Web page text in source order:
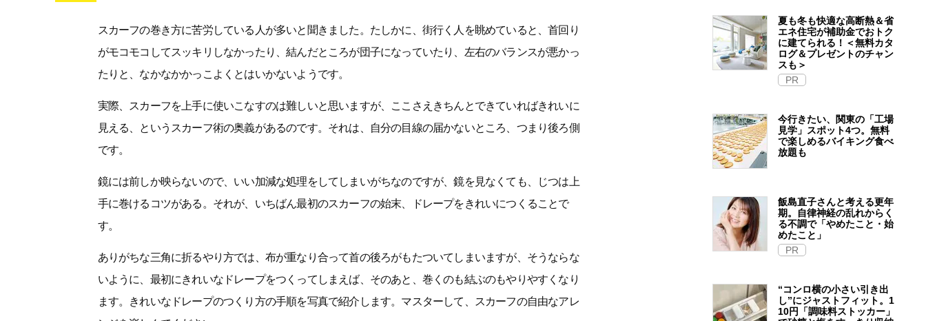
スカーフの巻き方に苦労している人が多いと聞きました。たしかに、街行く人を眺めていると、首回り
がモコモコしてスッキリしなかったり、結んだところが団子になっていたり、左右のバランスが悪かっ
たりと、なかなかかっこよくとはいかないようです。
実際、スカーフを上手に使いこなすのは難しいと思いますが、ここさえきちんとできていればきれいに
見える、というスカーフ術の奥義があるのです。それは、自分の目線の届かないところ、つまり後ろ側
です。
鏡には前しか映らないので、いい加減な処理をしてしまいがちなのですが、鏡を見なくても、じつは上
手に巻けるコツがある。それが、いちばん最初のスカーフの始末、ドレープをきれいにつくることで
す。
ありがちな三角に折るやり方では、布が重なり合って首の後ろがもたついてしまいますが、そうならな
いように、最初にきれいなドレープをつくってしまえば、そのあと、巻くのも結ぶのもやりやすくなり
ます。きれいなドレープのつくり方の手順を写真で紹介します。マスターして、スカーフの自由なアレ
夏も冬も快適な高断熱＆省
エネ住宅が補助金でおトク
に建てられる！＜無料カタ
ログ＆プレゼントのチャン
スも＞
PR
今行きたい、関東の「工場
見学」スポット4つ。無料
で楽しめるバイキング食べ
放題も
飯島直子さんと考える更年
期。自律神経の乱れからく
る不調で「やめたこと・始
めたこと」
PR
“コンロ横の小さい引き出
し”にジャストフィット。1
10円「調味料ストッカー」